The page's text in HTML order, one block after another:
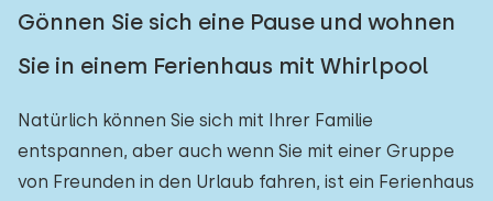
Gönnen Sie sich eine Pause und wohnen
Sie in einem Ferienhaus mit Whirlpool
Natürlich können Sie sich mit Ihrer Familie
entspannen, aber auch wenn Sie mit einer Gruppe
von Freunden in den Urlaub fahren, ist ein Ferienhaus